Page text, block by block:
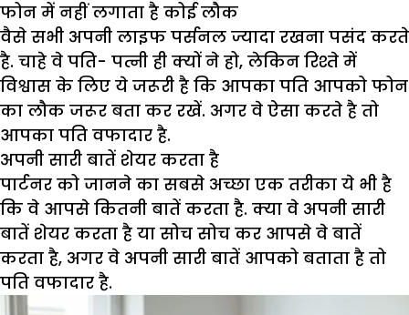
फोन में नहीं लगाता है कोई लौक
वैसे सभी अपनी लाइफ पर्सनल ज्यादा रखना पसंद करते
है. चाहे वे पति- पत्नी ही क्यों ने हो, लेकिन रिश्ते में
विश्वास के लिए ये जरूरी है कि आपका पति आपको फोन
का लौक जरूर बता कर रखें. अगर वे ऐसा करते है तो
आपका पति वफादार है.
अपनी सारी बातें शेयर करता है
पार्टनर को जानने का सबसे अच्छा एक तरीका ये भी है
कि वे आपसे कितनी बातें करता है. क्या वे अपनी सारी
बातें शेयर करता है या सोच सोच कर आपसे वे बातें
करता है, अगर वे अपनी सारी बातें आपको बताता है तो
पति वफादार है.